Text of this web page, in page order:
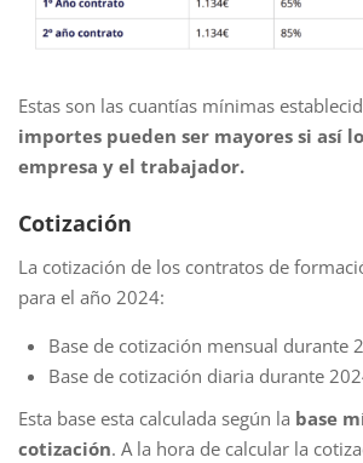
Estas son las cuantías mínimas
importes pueden ser mayores si así
empresa y el trabajador.
Cotización
La cotización de los contratos de
para el año 2024:
Base de cotización mensual durante
Base de cotización diaria durante
Esta base esta calculada según la base
cotización. A la hora de calcular la